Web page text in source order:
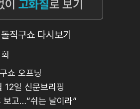
직구쇼 다시보기
쇼 오프닝
12일 신문브리핑
보고…“쉬는 날이라”